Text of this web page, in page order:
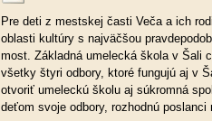
Pre deti z mestskej časti Veča a ich
oblasti kultúry s najväčšou
most. Základná umelecká škola v Šali
všetky štyri odbory, ktoré fungujú aj v
otvoriť umeleckú školu aj súkromná
deťom svoje odbory, rozhodnú poslanci